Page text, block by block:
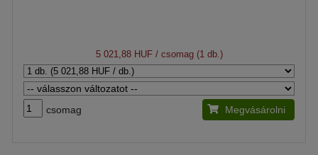
5 021,88 HUF/ csomag (1 db.)
csomag Megvásárolni